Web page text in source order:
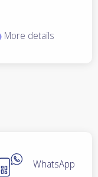
More details
WhatsApp